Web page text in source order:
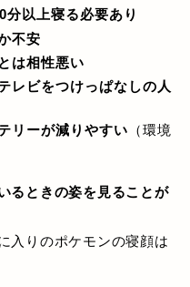
以上寝る必要あり
不安
は相性悪い
レビをつけっぱなしの人
リーが減りやすい （環境
るときの姿を見ることが
入りのポケモンの寝顔は